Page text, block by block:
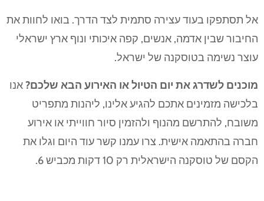
אל תסתפקו בעוד עצירה סתמית לצד הדרך. בואו לחוות את
החיבור שבין אדמה, אנשים, קפה איכותי ונוף ארץ ישראלי
עוצר נשימה בטוסקנה של ישראל.
מוכנים לשדרג את יום הטיול או האירוע הבא שלכם?אנו
בלכישה מזמינים אתכם להגיע אלינו, ליהנות מתפריט
משובח, להתרשם מהנוף ולהזמין סיור חווייתי או אירוע
חברה בהתאמה אישית. צרו עמנו קשר עוד היום וגלו את
הקסם של טוסקנה הישראלית רק 10 דקות מכביש 6.